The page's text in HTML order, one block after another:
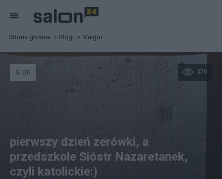
Strona główna Blogi Malgor
370
BLOG
pierwszy dzień zerówki, a
przedszkole Sióstr Nazaretanek,
czyli katolickie:)